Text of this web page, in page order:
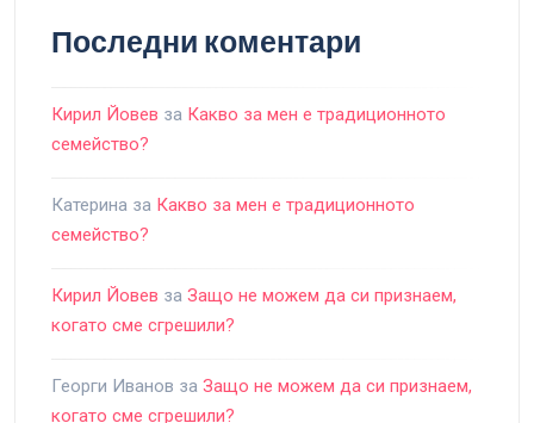
Последни коментари
Кирил Йовев за Какво за мен е традиционното
семейство?
Катерина за Какво за мен е традиционното
семейство?
Кирил Йовев за Защо не можем да си признаем,
когато сме сгрешили?
Георги Иванов за Защо не можем да си признаем,
когато сме сгрешили?